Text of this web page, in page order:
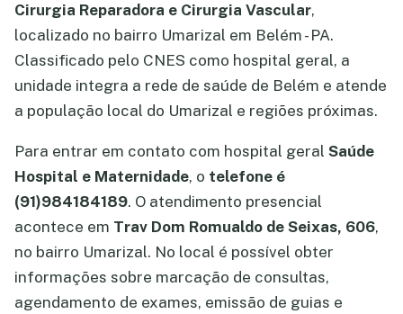
Cirurgia Reparadora e Cirurgia Vascular,
localizado no bairro Umarizal em Belém - PA.
Classificado pelo CNES como hospital geral, a
unidade integra a rede de saúde de Belém e atende
a população local do Umarizal e regiões próximas.
Para entrar em contato com hospital geral Saúde
Hospital e Maternidade, o telefone é
(91)984184189. O atendimento presencial
acontece em Trav Dom Romualdo de Seixas, 606,
no bairro Umarizal. No local é possível obter
informações sobre marcação de consultas,
agendamento de exames, emissão de guias e